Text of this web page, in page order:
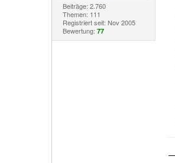
Beiträge: 2.760
Themen: 111
Registriert seit: Nov 2005
Bewertung: 77